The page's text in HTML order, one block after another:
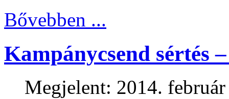
Bővebben ...
Kampánycsend sértés
Megjelent: 2014.